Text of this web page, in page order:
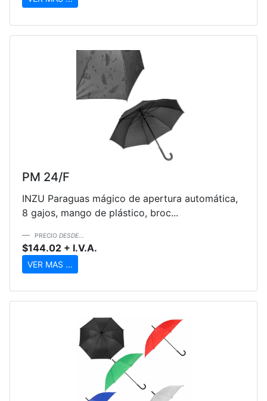
PM 24/F
INZU Paraguas mágico de apertura automática,
8 gajos, mango de plástico, broc...
PRECIO DESDE...
$144.02 + I.V.A.
VER MAS ...